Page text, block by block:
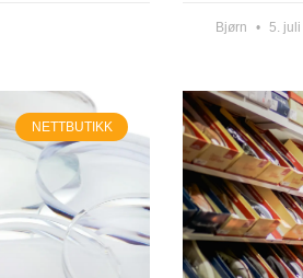
Bjørn 5. juli
NETTBUTIKK